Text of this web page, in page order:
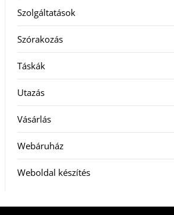
Szolgáltatások
Szórakozás
Táskák
Utazás
Vásárlás
Webáruház
Weboldal készítés